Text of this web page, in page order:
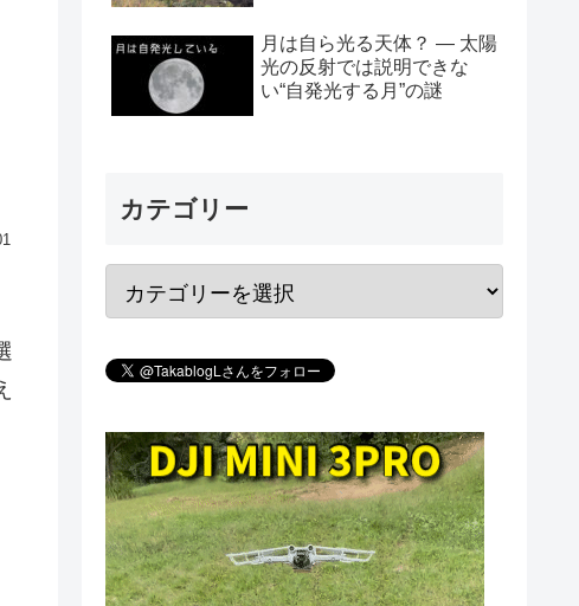
月は自ら光る天体？ ― 太陽
光の反射では説明できな
い“自発光する月”の謎
カテゴリー